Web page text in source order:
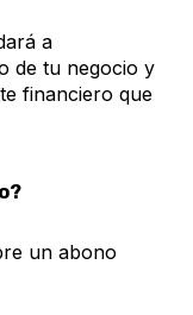
a
de tu negocio y
financiero que
un abono